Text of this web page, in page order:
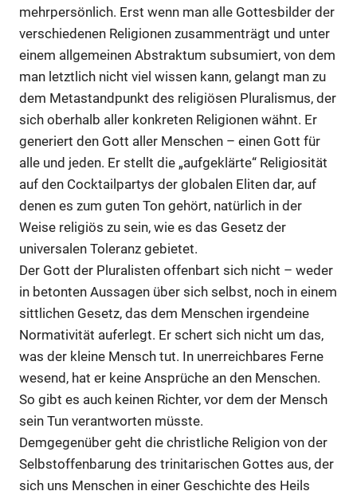
mehrpersönlich. Erst wenn man alle Gottesbilder der
verschiedenen Religionen zusammenträgt und unter
einem allgemeinen Abstraktum subsumiert, von dem
man letztlich nicht viel wissen kann, gelangt man zu
dem Metastandpunkt des religiösen Pluralismus, der
sich oberhalb aller konkreten Religionen wähnt. Er
generiert den Gott aller Menschen – einen Gott für
alle und jeden. Er stellt die „aufgeklärte“ Religiosität
auf den Cocktailpartys der globalen Eliten dar, auf
denen es zum guten Ton gehört, natürlich in der
Weise religiös zu sein, wie es das Gesetz der
universalen Toleranz gebietet.
Der Gott der Pluralisten offenbart sich nicht – weder
in betonten Aussagen über sich selbst, noch in einem
sittlichen Gesetz, das dem Menschen irgendeine
Normativität auferlegt. Er schert sich nicht um das,
was der kleine Mensch tut. In unerreichbares Ferne
wesend, hat er keine Ansprüche an den Menschen.
So gibt es auch keinen Richter, vor dem der Mensch
sein Tun verantworten müsste.
Demgegenüber geht die christliche Religion von der
Selbstoffenbarung des trinitarischen Gottes aus, der
sich uns Menschen in einer Geschichte des Heils